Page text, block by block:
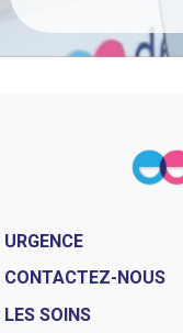
URGENCE
CONTACTEZ-NOUS
LES SOINS